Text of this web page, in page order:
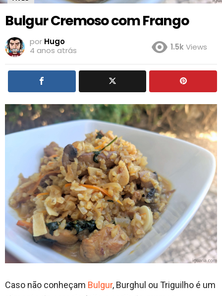
Bulgur Cremoso com Frango
por Hugo
4 anos atrás
1.5kViews
Caso não conheçam Bulgur, Burghul ou Triguilho é um